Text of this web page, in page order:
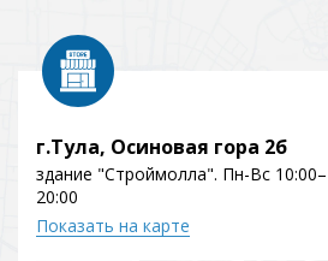
г.Тула, Осиновая гора 2б
здание "Строймолла". Пн-Вс 10:00–
20:00
Показать на карте